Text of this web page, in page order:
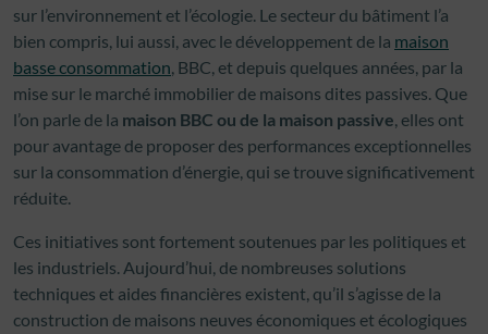
sur l’environnement et l’écologie. Le secteur du bâtiment l’a
bien compris, lui aussi, avec le développement de la maison
basse consommation, BBC, et depuis quelques années, par la
mise sur le marché immobilier de maisons dites passives. Que
l’on parle de la maison BBC ou de la maison passive, elles ont
pour avantage de proposer des performances exceptionnelles
sur la consommation d’énergie, qui se trouve significativement
réduite.
Ces initiatives sont fortement soutenues par les politiques et
les industriels. Aujourd’hui, de nombreuses solutions
techniques et aides financières existent, qu’il s’agisse de la
construction de maisons neuves économiques et écologiques